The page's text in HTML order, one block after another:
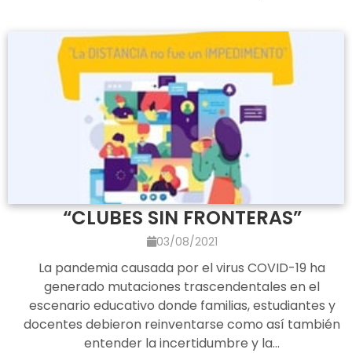
“CLUBES SIN FRONTERAS”
03/08/2021
La pandemia causada por el virus COVID-19 ha
generado mutaciones trascendentales en el
escenario educativo donde familias, estudiantes y
docentes debieron reinventarse como así también
entender la incertidumbre y la…